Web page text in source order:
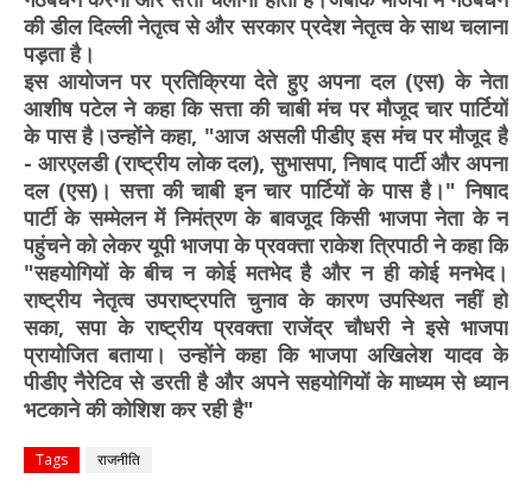
की डील दिल्ली नेतृत्व से और सरकार प्रदेश नेतृत्व के साथ चलाना
पड़ता है।
इस आयोजन पर प्रतिक्रिया देते हुए अपना दल (एस) के नेता
आशीष पटेल ने कहा कि सत्ता की चाबी मंच पर मौजूद चार पार्टियों
के पास है।उन्होंने कहा, "आज असली पीडीए इस मंच पर मौजूद है
- आरएलडी (राष्ट्रीय लोक दल), सुभासपा, निषाद पार्टी और अपना
दल (एस)। सत्ता की चाबी इन चार पार्टियों के पास है।" निषाद
पार्टी के सम्मेलन में निमंत्रण के बावजूद किसी भाजपा नेता के न
पहुंचने को लेकर यूपी भाजपा के प्रवक्ता राकेश त्रिपाठी ने कहा कि
"सहयोगियों के बीच न कोई मतभेद है और न ही कोई मनभेद।
राष्ट्रीय नेतृत्व उपराष्ट्रपति चुनाव के कारण उपस्थित नहीं हो
सका, सपा के राष्ट्रीय प्रवक्ता राजेंद्र चौधरी ने इसे भाजपा
प्रायोजित बताया। उन्होंने कहा कि भाजपा अखिलेश यादव के
पीडीए नैरेटिव से डरती है और अपने सहयोगियों के माध्यम से ध्यान
भटकाने की कोशिश कर रही है"
Tags राजनीति